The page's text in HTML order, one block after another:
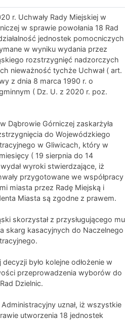
r. Uchwały Rady Miejskiej w
w sprawie powołania 18 Rad
jednostek pomocniczych
w wyniku wydania przez
rozstrzygnięć nadzorczych
nieważność tychże Uchwał ( art.
z dnia 8 marca 1990 r. o
( Dz. U. z 2020 r. poz.
Dąbrowie Górniczej zaskarżyła
do Wojewódzkiego
w Gliwicach, który w
( 19 sierpnia do 14
wyroki stwierdzające, iż
przygotowane we współpracy
miasta przez Radę Miejską i
Miasta są zgodne z prawem.
skorzystał z przysługującego mu
skarg kasacyjnych do Naczelnego
było kolejne odłożenie w
przeprowadzenia wyborów do
Dzielnic.
uznał, iż wszystkie
utworzenia 18 jednostek